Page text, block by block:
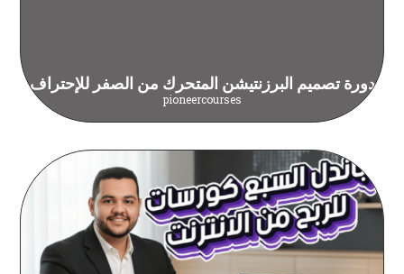
دورة تصميم البرزنتيشن المتحرك من الصفر للإحتراف
pioneercourses